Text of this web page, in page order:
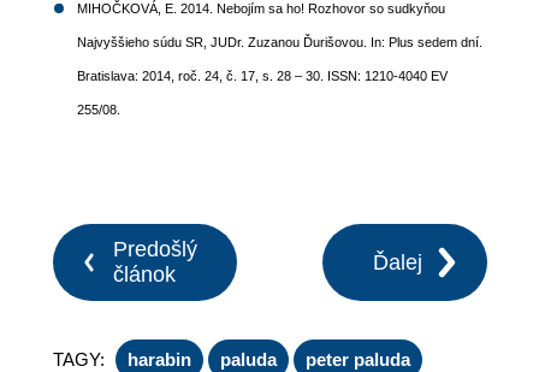
MIHOČKOVÁ, E. 2014. Nebojím sa ho! Rozhovor so sudkyňou
Najvyššieho súdu SR, JUDr. Zuzanou Ďurišovou. In: Plus sedem dní.
Bratislava: 2014, roč. 24, č. 17, s. 28 – 30. ISSN: 1210-4040 EV
255/08.
Predošlý
článok
Ďalej
TAGY: harabin paluda peter paluda